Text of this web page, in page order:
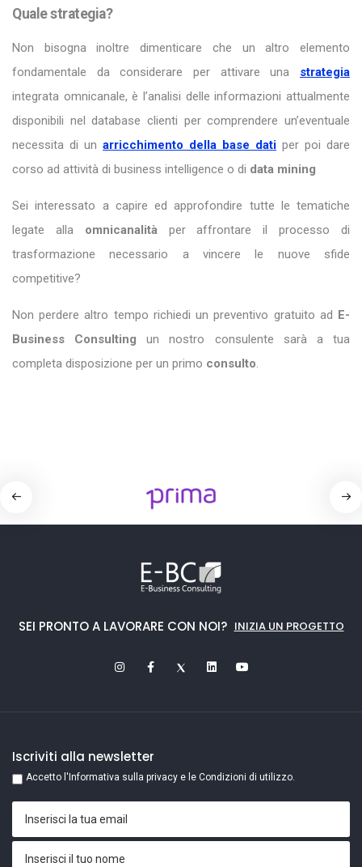
Quale strategia?
Non bisogna inoltre dimenticare che un altro elemento
fondamentale da considerare per attivare una strategia
integrata omnicanale, è l’analisi delle informazioni attualmente
disponibili nel database clienti per comprendere un’eventuale
necessita di un arricchimento della base dati per poi dare
corso ad attività di business intelligence o di data mining
Sei interessato a capire ed approfondire tutte le tematiche
legate alla omnicanalitàper affrontare il processo di
trasformazione necessario a vincere le nuove sfide
competitive?
Non perdere altro tempo richiedi un preventivo gratuito ad E-
Business Consulting un nostro consulente sarà a tua
completa disposizione per un primo consulto.
SEI PRONTO A LAVORARE CON NOI? INIZIA UN PROGETTO
Iscriviti alla newsletter
Accetto l'Informativa sulla privacy e le Condizioni di utilizzo.